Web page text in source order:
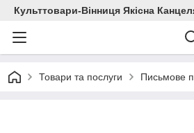
Культтовари-Вінниця Якісна
Товари та послуги Письмове